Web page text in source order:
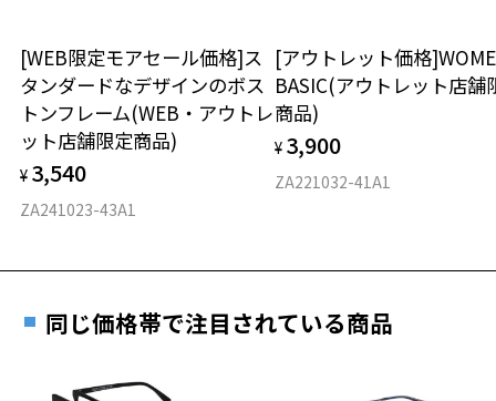
仕上がり寸法
D 仕上がりの横幅：約142mm
E 仕上がりの縦幅：約42mm
※メガネ：デモレンズを外した重さ
安心2 視力測定無料
視力の変化を早めに発見するために、定期的な視
力測定をおすすめいたします。
安心3 かかり具合調整無料
オンラインストアでフレームのみ購入して、
実店舗で度付きにできます
ご購入時に「レンズ交換券」をお選びいただくと、実店舗で
度数を測定のうえ、度付きレンズ（標準セットレンズ）へ無
料交換いただけます。
詳しくはこちら
その際は記入用紙をダウンロードしてお使いください。
[WEB限定モアセール価格]ス
タンダードなデザインのボス
トンフレーム(WEB・アウトレ
ット店舗限定商品)
¥ 3,540
ZA241023-43A1
[アウトレット価格
BASIC(アウトレット店舗
商品)
¥ 3,900
ZA221032-41A1
同じ価格帯で注目されている商品